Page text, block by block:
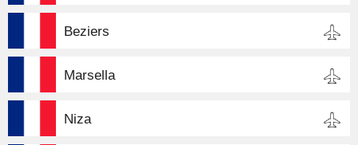
Beziers
Marsella
Niza